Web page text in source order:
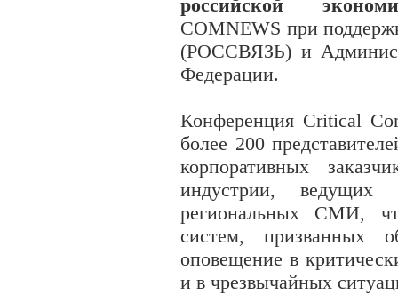
российской
COMNEWS при
(РОССВЯЗЬ) и
Федерации.
Конференция Critical
более 200
корпоративных
индустрии, ведущих
региональных СМИ,
систем, призванных
оповещение в
и в чрезвычайных